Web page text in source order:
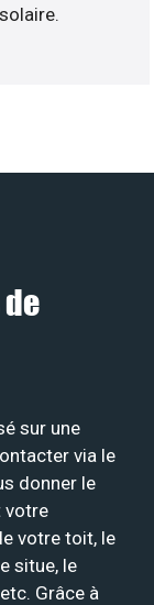
sur une
via le
donner le
votre
votre toit, le
situe, le
Grâce à